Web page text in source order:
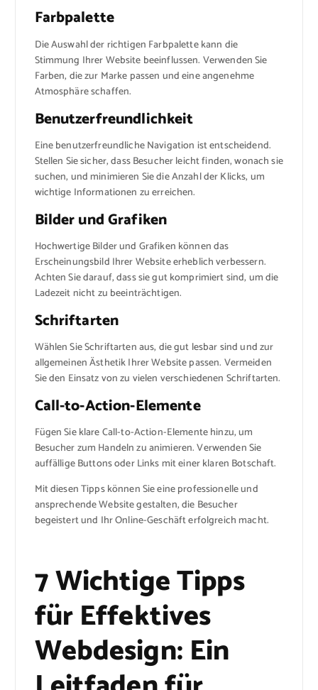
Farbpalette
Die Auswahl der richtigen Farbpalette kann die
Stimmung Ihrer Website beeinflussen. Verwenden Sie
Farben, die zur Marke passen und eine angenehme
Atmosphäre schaffen.
Benutzerfreundlichkeit
Eine benutzerfreundliche Navigation ist entscheidend.
Stellen Sie sicher, dass Besucher leicht finden, wonach sie
suchen, und minimieren Sie die Anzahl der Klicks, um
wichtige Informationen zu erreichen.
Bilder und Grafiken
Hochwertige Bilder und Grafiken können das
Erscheinungsbild Ihrer Website erheblich verbessern.
Achten Sie darauf, dass sie gut komprimiert sind, um die
Ladezeit nicht zu beeinträchtigen.
Schriftarten
Wählen Sie Schriftarten aus, die gut lesbar sind und zur
allgemeinen Ästhetik Ihrer Website passen. Vermeiden
Sie den Einsatz von zu vielen verschiedenen Schriftarten.
Call-to-Action-Elemente
Fügen Sie klare Call-to-Action-Elemente hinzu, um
Besucher zum Handeln zu animieren. Verwenden Sie
auffällige Buttons oder Links mit einer klaren Botschaft.
Mit diesen Tipps können Sie eine professionelle und
ansprechende Website gestalten, die Besucher
begeistert und Ihr Online-Geschäft erfolgreich macht.
7 Wichtige Tipps
für Effektives
Webdesign: Ein